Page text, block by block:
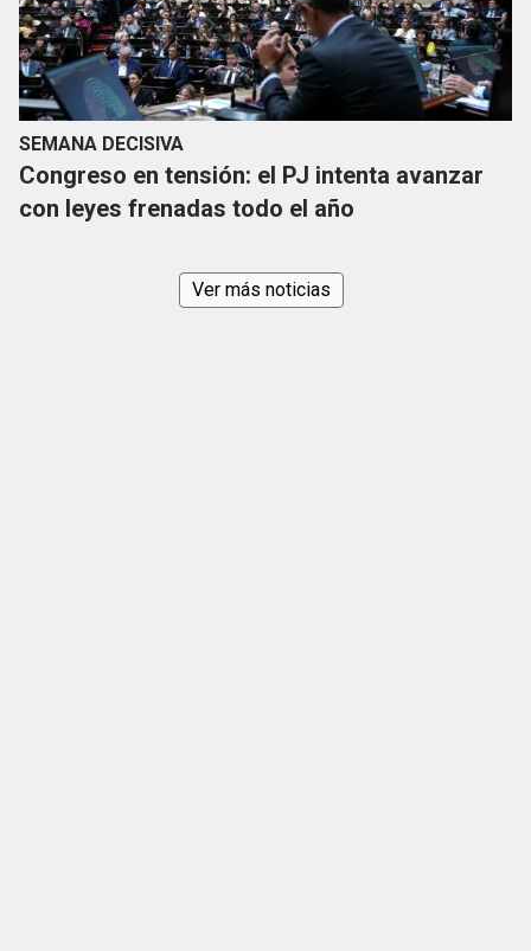
SEMANA DECISIVA
Congreso en tensión: el PJ intenta avanzar
con leyes frenadas todo el año
Ver más noticias